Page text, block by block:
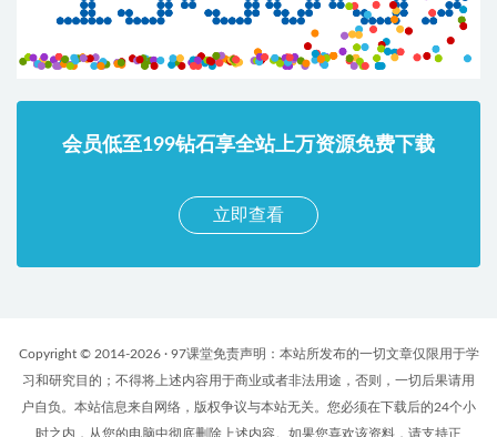
会员低至199钻石享全站上万资源免费下载
立即查看
Copyright © 2014-2026 · 97课堂免责声明：本站所发布的一切文章仅限用于学
习和研究目的；不得将上述内容用于商业或者非法用途，否则，一切后果请用
户自负。本站信息来自网络，版权争议与本站无关。您必须在下载后的24个小
时之内，从您的电脑中彻底删除上述内容。如果您喜欢该资料，请支持正